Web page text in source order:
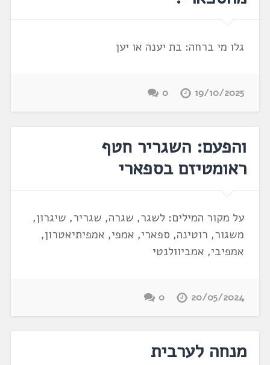
גלו מי ברחה: בת יענה או יען
19/10/2025
0
והפעם: השגריר חטף
ראומטיזם בספארי
על מקור המילים: לשגר, שגרה, שגריר, שיגרון,
משגור, רוטינה, ספארי, אמפי, אמפיתיאטרון,
אמפיבי, אמביוולנטי
20/05/2024
0
מנחה לערבית